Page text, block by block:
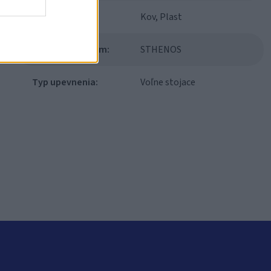
Materiál: Kov, Plast
Modulový systém: STHENOS
Typ upevnenia: Voľne stojace